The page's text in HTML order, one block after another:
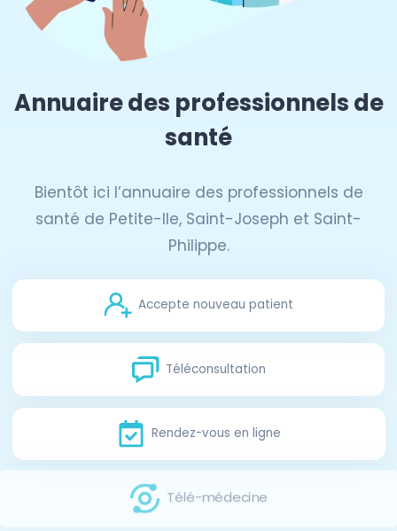
Annuaire des professionnels de
santé
Bientôt ici l’annuaire des professionnels de
santé de Petite-Ile, Saint-Joseph et Saint-
Philippe.
Accepte nouveau patient
Téléconsultation
Rendez-vous en ligne
Télé-médecine